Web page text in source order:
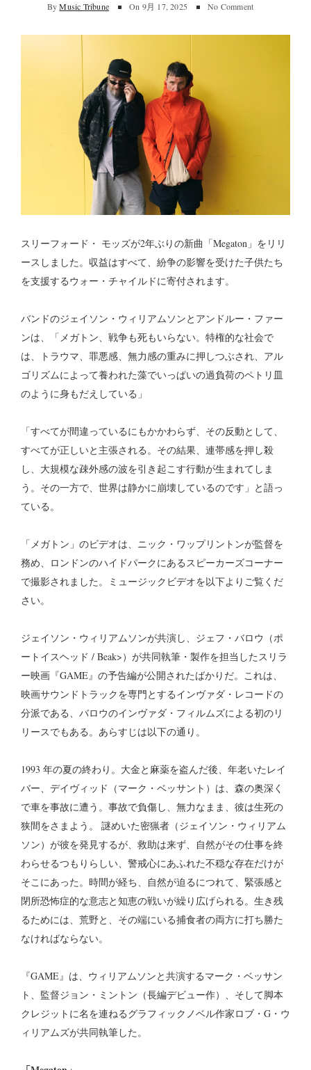
By Music Tribune On 9月 17, 2025 No Comment
スリーフォード・ モッズが2年ぶりの新曲「Megaton」をリリ
ースしました。収益はすべて、紛争の影響を受けた子供たち
を支援するウォー・チャイルドに寄付されます。
バンドのジェイソン・ウィリアムソンとアンドルー・ファー
ンは、「メガトン、戦争も死もいらない。特権的な社会で
は、トラウマ、罪悪感、無力感の重みに押しつぶされ、アル
ゴリズムによって養われた藻でいっぱいの過負荷のペトリ皿
のように身もだえしている」
「すべてが間違っているにもかかわらず、その反動として、
すべてが正しいと主張される。その結果、連帯感を押し殺
し、大規模な疎外感の波を引き起こす行動が生まれてしま
う。その一方で、世界は静かに崩壊しているのです」と語っ
ている。
「メガトン」のビデオは、ニック・ワップリントンが監督を
務め、ロンドンのハイドパークにあるスピーカーズコーナー
で撮影されました。ミュージックビデオを以下よりご覧くだ
さい。
ジェイソン・ウィリアムソンが共演し、ジェフ・バロウ（ポ
ートイスヘッド / Beak>）が共同執筆・製作を担当したスリラ
ー映画『GAME』の予告編が公開されたばかりだ。これは、
映画サウンドトラックを専門とするインヴァダ・レコードの
分派である、バロウのインヴァダ・フィルムズによる初のリ
リースでもある。あらすじは以下の通り。
1993 年の夏の終わり。大金と麻薬を盗んだ後、年老いたレイ
バー、デイヴィッド（マーク・ベッサント）は、森の奥深く
で車を事故に遭う。事故で負傷し、無力なまま、彼は生死の
狭間をさまよう。 謎めいた密猟者（ジェイソン・ウィリアム
ソン）が彼を発見するが、救助は来ず、自然がその仕事を終
わらせるつもりらしい、警戒心にあふれた不穏な存在だけが
そこにあった。時間が経ち、自然が迫るにつれて、緊張感と
閉所恐怖症的な意志と知恵の戦いが繰り広げられる。生き残
るためには、荒野と、その端にいる捕食者の両方に打ち勝た
なければならない。
『GAME』は、ウィリアムソンと共演するマーク・ベッサン
ト、監督ジョン・ミントン（長編デビュー作）、そして脚本
クレジットに名を連ねるグラフィックノベル作家ロブ・G・ウ
ィリアムズが共同執筆した。